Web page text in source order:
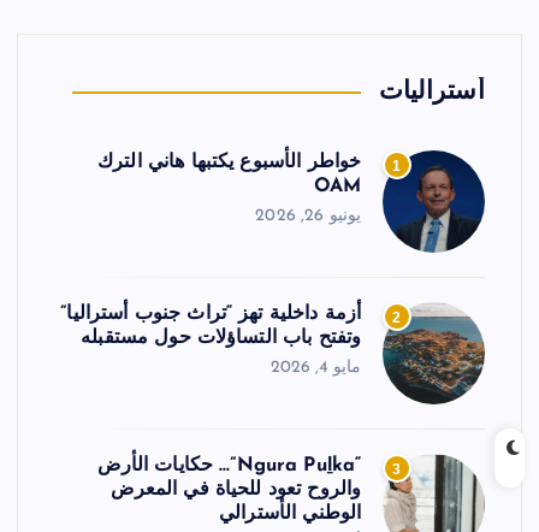
أستراليات
1
خواطر الأسبوع يكتبها هاني الترك
OAM
يونيو 26, 2026
2
أزمة داخلية تهز “تراث جنوب أستراليا”
وتفتح باب التساؤلات حول مستقبله
مايو 4, 2026
3
“Ngura Puḻka”… حكايات الأرض
والروح تعود للحياة في المعرض
الوطني الأسترالي